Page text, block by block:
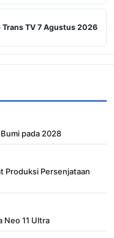
TV 7 Agustus 2026
Bumi pada 2028
Produksi Persenjataan
Neo 11 Ultra